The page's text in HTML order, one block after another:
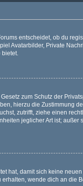
entscheidet, ob du
Avatarbilder, Private
bietet.
zum Schutz der
hierzu die Zustimmung
zutrifft, ziehe einen
jeglicher Art ist;
hat, damit sich keine
wende dich an die